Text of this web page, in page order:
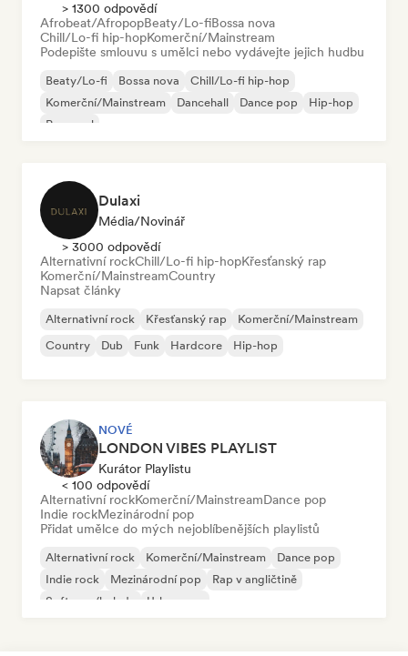
> 1300 odpovědí
Afrobeat/AfropopBeaty/Lo-fiBossa nova
Chill/Lo-fi hip-hopKomerční/Mainstream
Podepište smlouvu s umělci nebo vydávejte jejich hudbu
Beaty/Lo-fi Bossa nova
Chill/Lo-fi hip-hop
Komerční/Mainstream
Dancehall Dance pop
Hip-hop
Pop-soul
Dulaxi
Média/novinář
> 3000 odpovědí
Alternativní rockChill/Lo-fi hip-hopKřesťanský rap
Komerční/MainstreamCountry
Napsat články
Alternativní rock Křesťanský rap
Komerční/Mainstream
Country
Dub Funk Hardcore Hip-hop
NOVÉ
LONDON VIBES PLAYLIST
Kurátor Playlistu
< 100 odpovědí
Alternativní rockKomerční/MainstreamDance pop
Indie rockMezinárodní pop
Přidat umělce do mých nejoblíbenějších playlistů
Alternativní rock Komerční/Mainstream
Dance pop
Indie rock
Mezinárodní pop
Rap v angličtině
Soft pop/balada
Urban pop